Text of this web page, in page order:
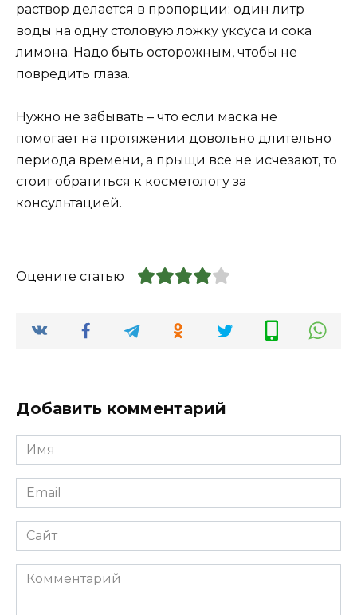
раствор делается в пропорции: один литр
воды на одну столовую ложку уксуса и сока
лимона. Надо быть осторожным, чтобы не
повредить глаза.
Нужно не забывать – что если маска не
помогает на протяжении довольно длительно
периода времени, а прыщи все не исчезают, то
стоит обратиться к косметологу за
консультацией.
Оцените статью
Добавить комментарий
Имя
*
Email
*
Сайт
Комментарий